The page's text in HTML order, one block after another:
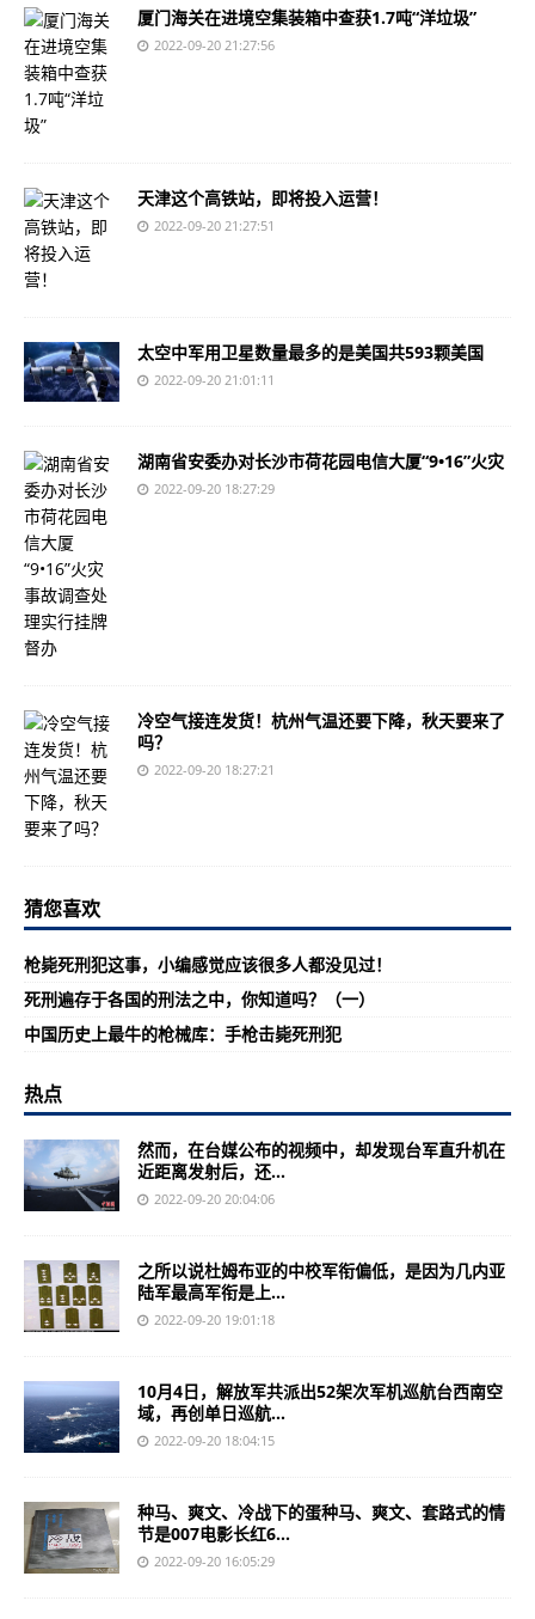
厦门海关在进境空集装箱中查获1.7吨“洋垃圾”
2022-09-20 21:27:56
天津这个高铁站，即将投入运营！
2022-09-20 21:27:51
太空中军用卫星数量最多的是美国共593颗美国
2022-09-20 21:01:11
湖南省安委办对长沙市荷花园电信大厦“9•16”火灾
2022-09-20 18:27:29
冷空气接连发货！杭州气温还要下降，秋天要来了
吗？
2022-09-20 18:27:21
猜您喜欢
枪毙死刑犯这事，小编感觉应该很多人都没见过！
死刑遍存于各国的刑法之中，你知道吗？（一）
中国历史上最牛的枪械库：手枪击毙死刑犯
热点
然而，在台媒公布的视频中，却发现台军直升机在
近距离发射后，还...
2022-09-20 20:04:06
之所以说杜姆布亚的中校军衔偏低，是因为几内亚
陆军最高军衔是上...
2022-09-20 19:01:18
10月4日，解放军共派出52架次军机巡航台西南空
域，再创单日巡航...
2022-09-20 18:04:15
种马、爽文、冷战下的蛋种马、爽文、套路式的情
节是007电影长红6...
2022-09-20 16:05:29